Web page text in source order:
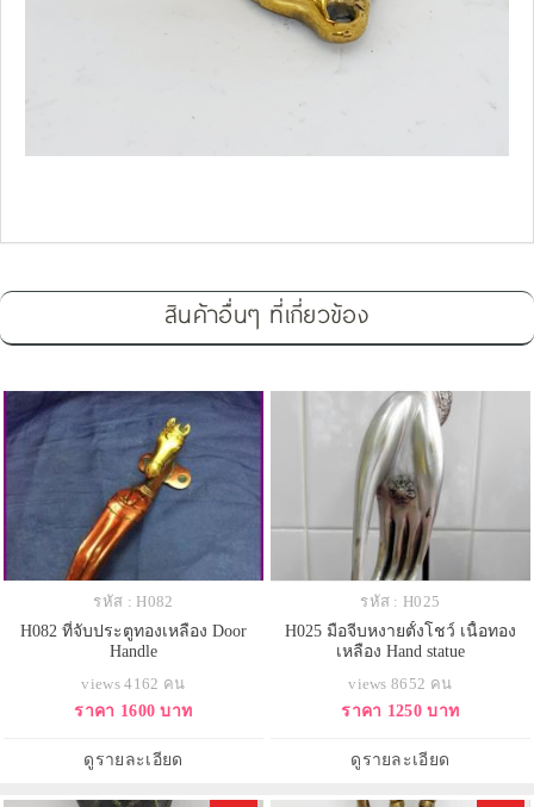
สินค้าอื่นๆ ที่เกี่ยวข้อง
รหัส : H082
H082 ที่จับประตูทองเหลือง Door
Handle
views 4162 คน
ราคา 1600 บาท
ดูรายละเอียด
รหัส : H025
H025 มือจีบหงายตั้งโชว์ เนื้อทอง
เหลือง Hand statue
views 8652 คน
ราคา 1250 บาท
ดูรายละเอียด